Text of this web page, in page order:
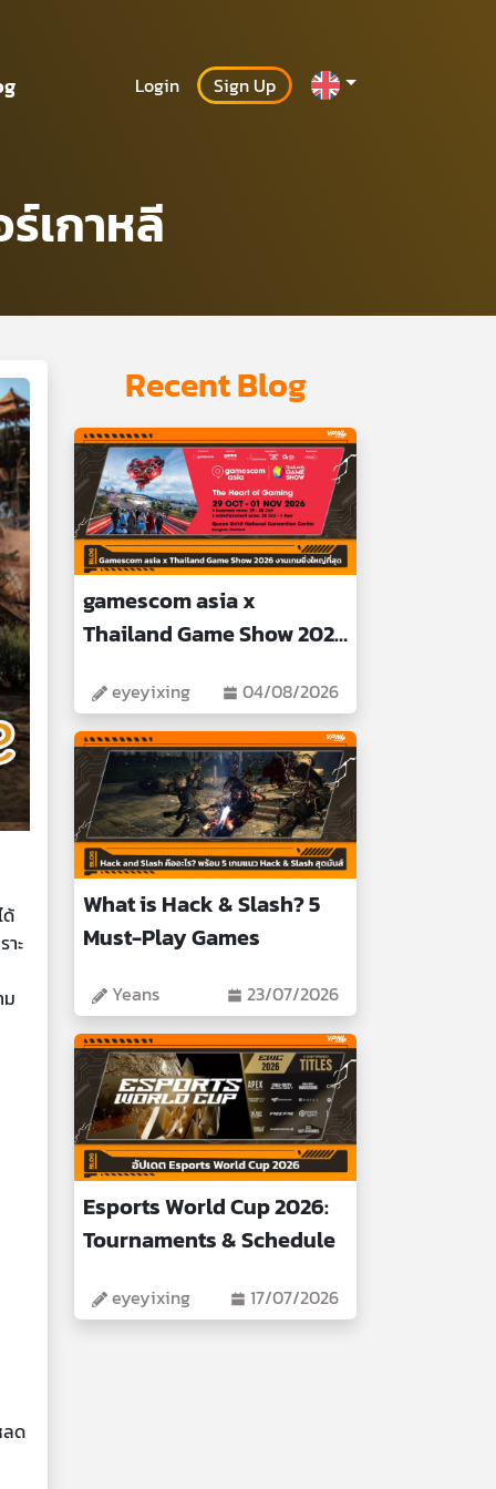
Login Sign Up
เกาหลี
ด้
ะ
ม
ลด
Recent Blog
gamescom asia x
Thailand Game Show 2026
eyeyixing 04/08/2026
What is Hack & Slash? 5
Must-Play Games
Yeans 23/07/2026
Esports World Cup 2026:
Tournaments & Schedule
eyeyixing 17/07/2026